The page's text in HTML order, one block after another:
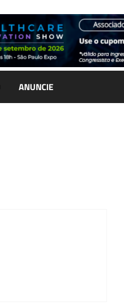
ANUNCIE